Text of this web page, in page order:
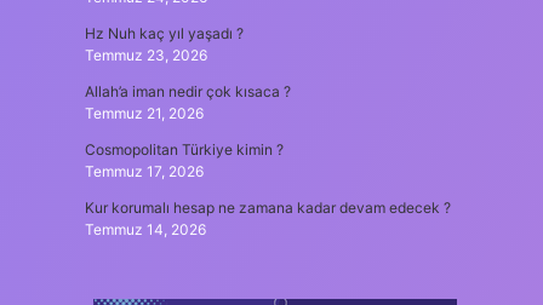
Hz Nuh kaç yıl yaşadı ?
Temmuz 23, 2026
Allah’a iman nedir çok kısaca ?
Temmuz 21, 2026
Cosmopolitan Türkiye kimin ?
Temmuz 17, 2026
Kur korumalı hesap ne zamana kadar devam edecek ?
Temmuz 14, 2026